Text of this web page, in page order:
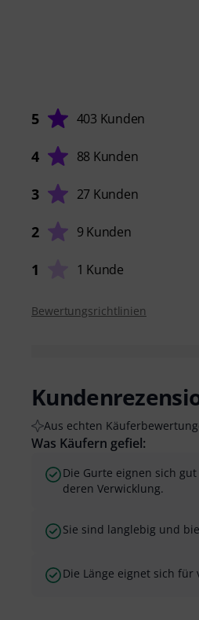
5 403 Kunden
4 88 Kunden
3 27 Kunden
2 9 Kunden
1 1 Kunde
Bewertungsrichtlinien
Aus echten
Was Käufern gefiel:
Die Gurte eignen sich
deren Verwicklung.
Sie sind langlebig und
Die Länge eignet sich